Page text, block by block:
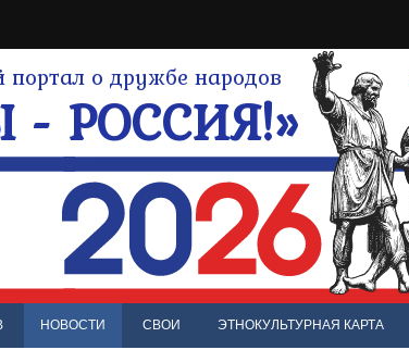
о дружбе народов
- РОССИЯ!»
НОВОСТИ СВОИ ЭТНОКУЛЬТУРНАЯ КАРТА